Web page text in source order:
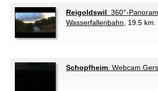
Reigoldswil: 360°-
Wasserfallenbahn , 19.5 km.
Schopfheim: Webcam